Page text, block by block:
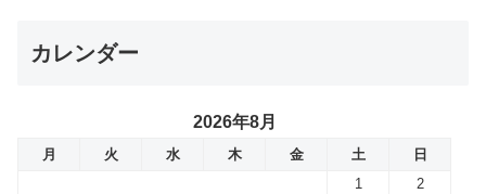
カレンダー
2026年8月
月 火 水 木 金 土
日
1
2